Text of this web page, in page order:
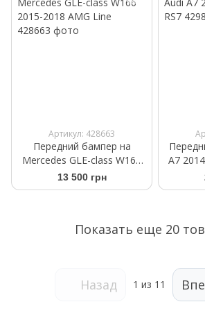
Артикул: 428663
Передний бампер на
Mercedes GLE-class W166
2015-2018 AMG Line
13 500 грн
A7
Показать еще 20
Назад 1 из 11